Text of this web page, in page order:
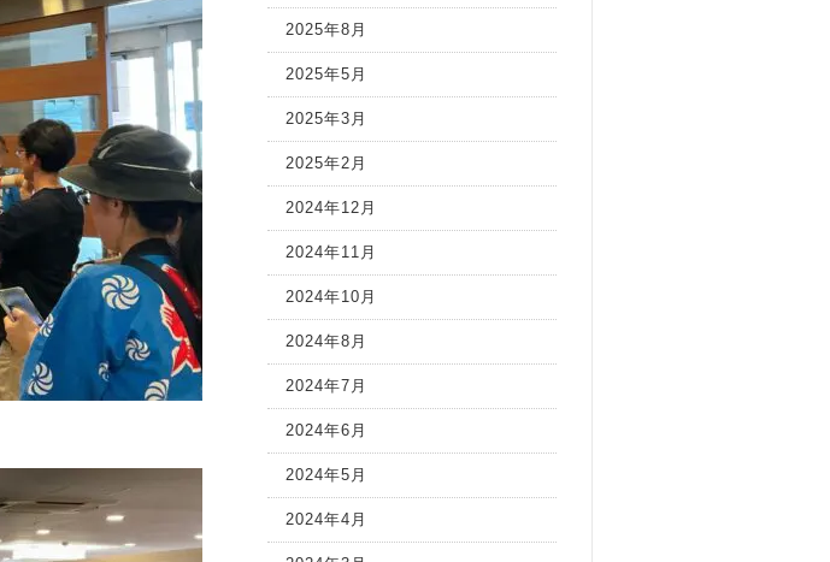
2025年8月
2025年5月
2025年3月
2025年2月
2024年12月
2024年11月
2024年10月
2024年8月
2024年7月
2024年6月
2024年5月
2024年4月